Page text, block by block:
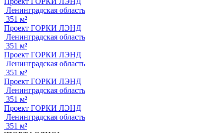
Ленинградская область
351 м²
Проект ГОРКИ ЛЭНД
Ленинградская область
351 м²
Проект ГОРКИ ЛЭНД
Ленинградская область
351 м²
Проект ГОРКИ ЛЭНД
Ленинградская область
351 м²
Проект ГОРКИ ЛЭНД
Ленинградская область
351 м²